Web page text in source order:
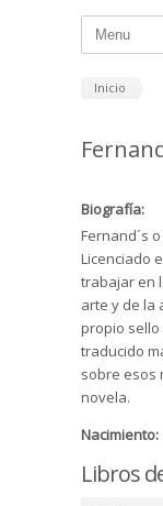
Inicio
Biografía:
Fernand´s
Licenciado
trabajar en
arte y de la
propio sello
traducido
sobre esos
novela.
Nacimiento:
Libros